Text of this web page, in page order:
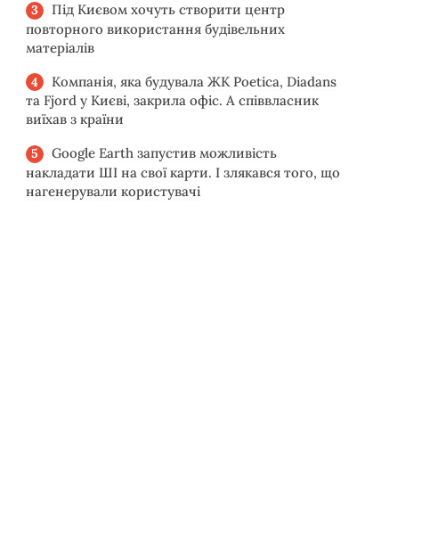
Під Києвом хочуть створити центр
повторного використання будівельних
матеріалів
Компанія, яка будувала ЖК Poetica, Diadans
та Fjord у Києві, закрила офіс. А співвласник
виїхав з країни
Google Earth запустив можливість
накладати ШІ на свої карти. І злякався того, що
нагенерували користувачі